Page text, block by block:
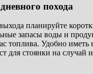
похода
планируйте
запасы воды и
топлива. Удобно иметь
для стоянки на случай